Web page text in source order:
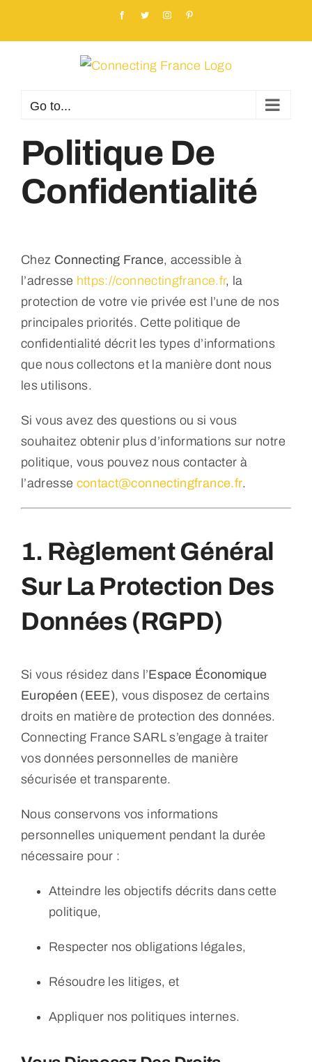
FacebookTwitterInstagram
Go to...
Politique De
Confidentialité
Chez Connecting France, accessible à
l’adresse https://connectingfrance.fr, la
protection de votre vie privée est l’une de nos
principales priorités. Cette politique de
confidentialité décrit les types d’informations
que nous collectons et la manière dont nous
les utilisons.
Si vous avez des questions ou si vous
souhaitez obtenir plus d’informations sur notre
politique, vous pouvez nous contacter à
l’adresse contact@connectingfrance.fr.
1. Règlement Général
Sur La Protection Des
Données (RGPD)
Si vous résidez dans l’Espace Économique
Européen (EEE), vous disposez de certains
droits en matière de protection des données.
Connecting France SARL s’engage à traiter
vos données personnelles de manière
sécurisée et transparente.
Nous conservons vos informations
personnelles uniquement pendant la durée
nécessaire pour :
Atteindre les objectifs décrits dans cette
politique,
Respecter nos obligations légales,
Résoudre les litiges, et
Appliquer nos politiques internes.